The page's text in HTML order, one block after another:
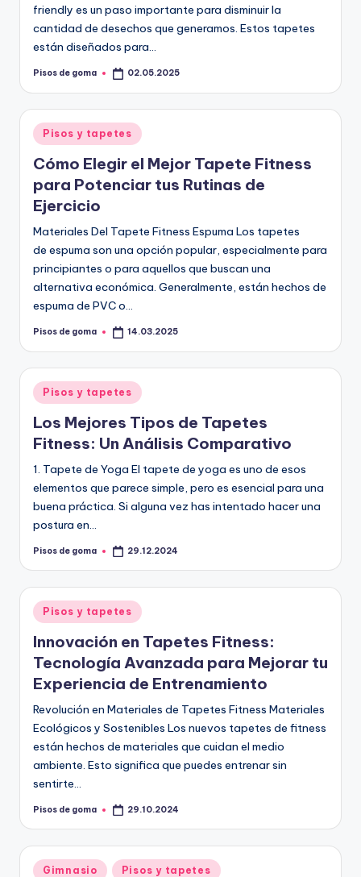
friendly es un paso importante para disminuir la
cantidad de desechos que generamos. Estos tapetes
están diseñados para…
Publicado
Pisos de goma 02.05.2025
Publicado
en
Pisos y tapetes
Cómo Elegir el Mejor Tapete Fitness
para Potenciar tus Rutinas de
Ejercicio
Materiales Del Tapete Fitness Espuma Los tapetes
de espuma son una opción popular, especialmente para
principiantes o para aquellos que buscan una
alternativa económica. Generalmente, están hechos de
espuma de PVC o…
Publicado
Pisos de goma 14.03.2025
Publicado
en
Pisos y tapetes
Los Mejores Tipos de Tapetes
Fitness: Un Análisis Comparativo
1. Tapete de Yoga El tapete de yoga es uno de esos
elementos que parece simple, pero es esencial para una
buena práctica. Si alguna vez has intentado hacer una
postura en…
Publicado
Pisos de goma 29.12.2024
Publicado
en
Pisos y tapetes
Innovación en Tapetes Fitness:
Tecnología Avanzada para Mejorar tu
Experiencia de Entrenamiento
Revolución en Materiales de Tapetes Fitness Materiales
Ecológicos y Sostenibles Los nuevos tapetes de fitness
están hechos de materiales que cuidan el medio
ambiente. Esto significa que puedes entrenar sin
sentirte…
Publicado
Pisos de goma 29.10.2024
Publicado
Gimnasio Pisos y tapetes